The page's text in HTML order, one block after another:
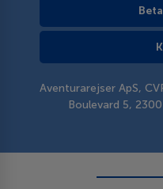
Aventurarejser ApS,
Boulevard 5,